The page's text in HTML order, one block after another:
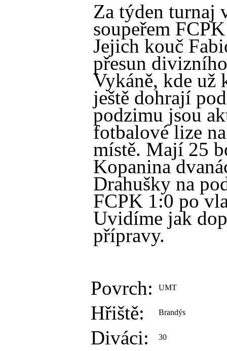
Za týden turnaj
soupeřem
Jejich kouč
přesun
Vykáně, kde už
ještě dohrají
podzimu jsou
fotbalové lize
místě. Mají 25
Kopanina
Drahušky na
FCPK 1:0 po
Uvidíme jak
přípravy.
Povrch: UMT
Hřiště: Brandýs
Diváci: 30